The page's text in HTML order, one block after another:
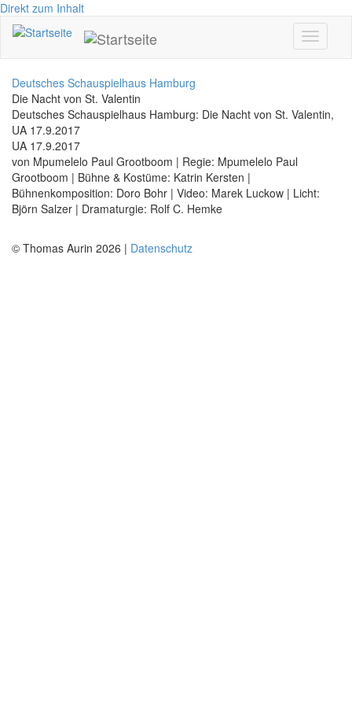
Direkt zum Inhalt
Toggle
Deutsches Schauspielhaus Hamburg
Die Nacht von St. Valentin
Deutsches Schauspielhaus Hamburg: Die Nacht von St. Valentin,
UA 17.9.2017
UA 17.9.2017
von Mpumelelo Paul Grootboom | Regie: Mpumelelo Paul
Grootboom | Bühne & Kostüme: Katrin Kersten |
Bühnenkomposition: Doro Bohr | Video: Marek Luckow | Licht:
Björn Salzer | Dramaturgie: Rolf C. Hemke
© Thomas Aurin 2026 | Datenschutz